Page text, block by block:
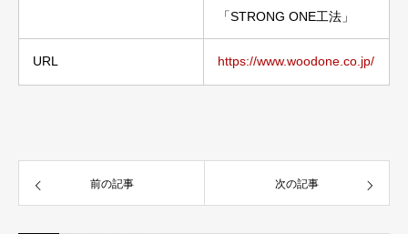
「STRONG ONE工法」
URL https://www.woodone.co.jp/
前の記事 次の記事